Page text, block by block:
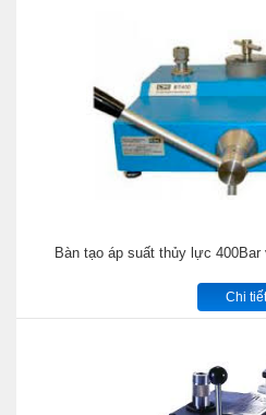
Bàn tạo áp suất thủy lực 400Bar
Chi tiết